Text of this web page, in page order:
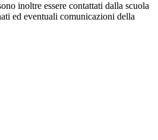
inoltre essere contattati dalla scuola
ed eventuali comunicazioni della